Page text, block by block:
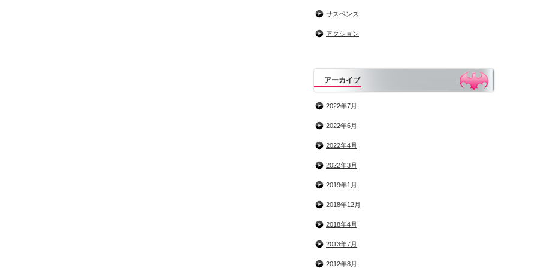
サスペンス
アクション
アーカイブ
2022年7月
2022年6月
2022年4月
2022年3月
2019年1月
2018年12月
2018年4月
2013年7月
2012年8月